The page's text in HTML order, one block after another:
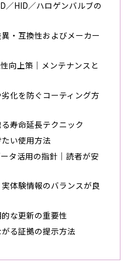
／HID／ハロゲンバルブの
・互換性およびメーカー
向上策｜メンテナンスと
化を防ぐコーティング方
寿命延長テクニック
い使用方法
タ活用の指針｜読者が安
体験情報のバランスが良
な更新の重要性
る証拠の提示方法